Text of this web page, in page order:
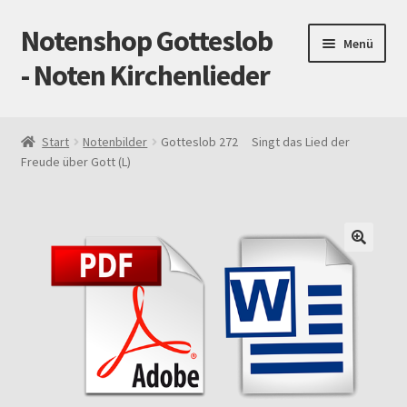
Zur
Navigation
springen
Zum
Inhalt
springen
Notenshop Gotteslob
- Noten Kirchenlieder
Menü
AGB
Cookie-Richtlinie (EU)
Gotteslob alt / neu
Start Notenbilder
Gotteslob 272 Singt das Lied der
Freude über Gott (L)